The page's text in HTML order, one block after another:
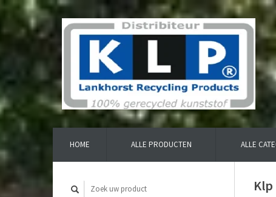
HOME ALLE PRODUCTEN ALLE
Klp